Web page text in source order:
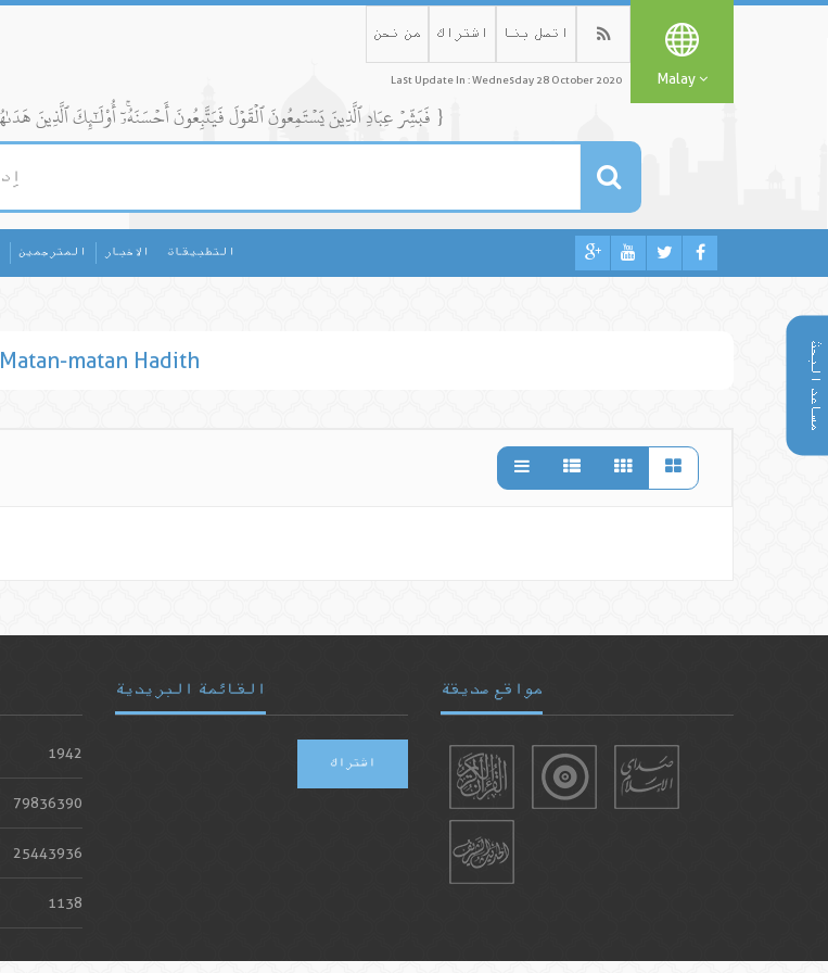
مساعد البحث
من نحن اشتراك اتصل بنا
Last Update In : Wednesday 28 October 2020 Malay
{ فَبَشِّرۡ عِبَادِ ٱلَّذِينَ يَسۡتَمِعُونَ ٱلۡقَوۡلَ فَيَتَّبِعُونَ أَحۡسَنَهُۥٓۚ أُوْلَٰٓئِكَ ٱلَّذِينَ هَدَىٰهُمُ ٱللَّهُۖ وَأُوْلَٰٓئِكَ هُمۡ أُوْلُواْ ٱلۡأَلۡبَٰبِ }
المترجمين الاخبار التطبيقات
Matan-matan Hadith
1942
79836390
25443936
1138
القائمة البريدية
اشتراك
مواقع صديقة